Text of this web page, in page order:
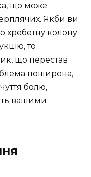
що може
Якби ви
хребетну колону
то
що перестав
поширена,
болю,
вашими